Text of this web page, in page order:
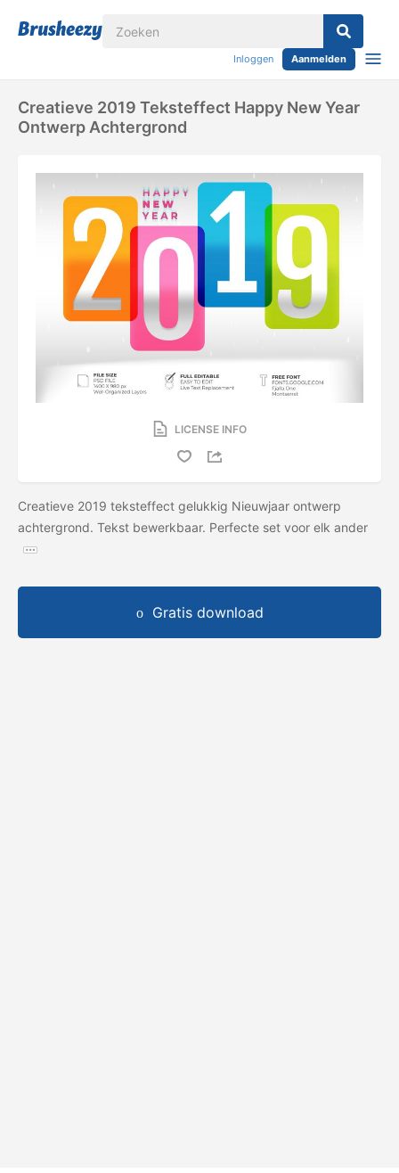
Inloggen Aanmelden
Creatieve 2019 Teksteffect Happy New Year
Ontwerp Achtergrond
LICENSE INFO
Creatieve 2019 teksteffect gelukkig Nieuwjaar ontwerp
achtergrond. Tekst bewerkbaar. Perfecte set voor elk ander
Gratis download